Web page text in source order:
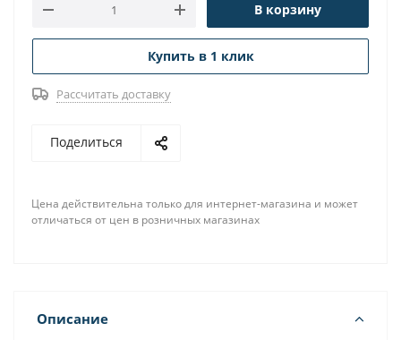
В корзину
Купить в 1 клик
Рассчитать доставку
Поделиться
Цена действительна только для интернет-магазина и может
отличаться от цен в розничных магазинах
Описание